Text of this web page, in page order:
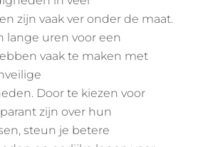
zijn vaak ver onder de maat.
lange uren voor een
vaak te maken met
Door te kiezen voor
zijn over hun
steun je betere